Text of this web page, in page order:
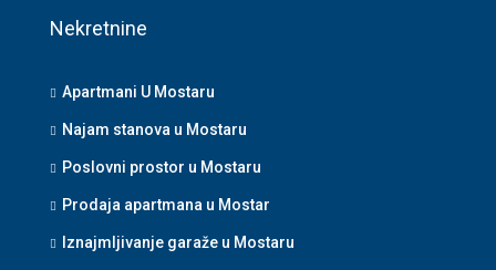
Nekretnine
Apartmani U Mostaru
Najam stanova u Mostaru
Poslovni prostor u Mostaru
Prodaja apartmana u Mostar
Iznajmljivanje garaže u Mostaru